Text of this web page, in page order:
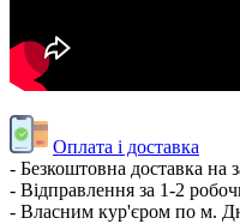
Оплата і доставка
- Безкоштовна доставка на
- Відправлення за 1-2
- Власним кур'єром по м.